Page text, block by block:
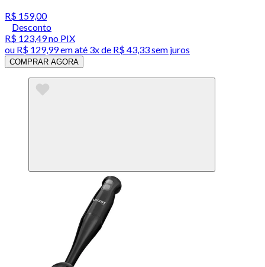
R$ 159,00
Desconto
R$ 123,49no PIX
ou R$ 129,99em até 3x de R$ 43,33 sem juros
COMPRAR AGORA